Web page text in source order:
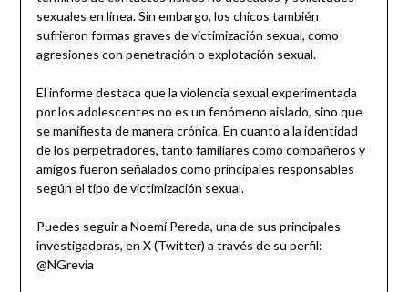
sexuales en línea. Sin embargo, los chicos también
sufrieron formas graves de victimización sexual, como
agresiones con penetración o explotación sexual.
El informe destaca que la violencia sexual experimentada
por los adolescentes no es un fenómeno aislado, sino que
se manifiesta de manera crónica. En cuanto a la identidad
de los perpetradores, tanto familiares como compañeros y
amigos fueron señalados como principales responsables
según el tipo de victimización sexual.
Puedes seguir a Noemí Pereda, una de sus principales
investigadoras, en X (Twitter) a través de su perfil:
@NGrevia